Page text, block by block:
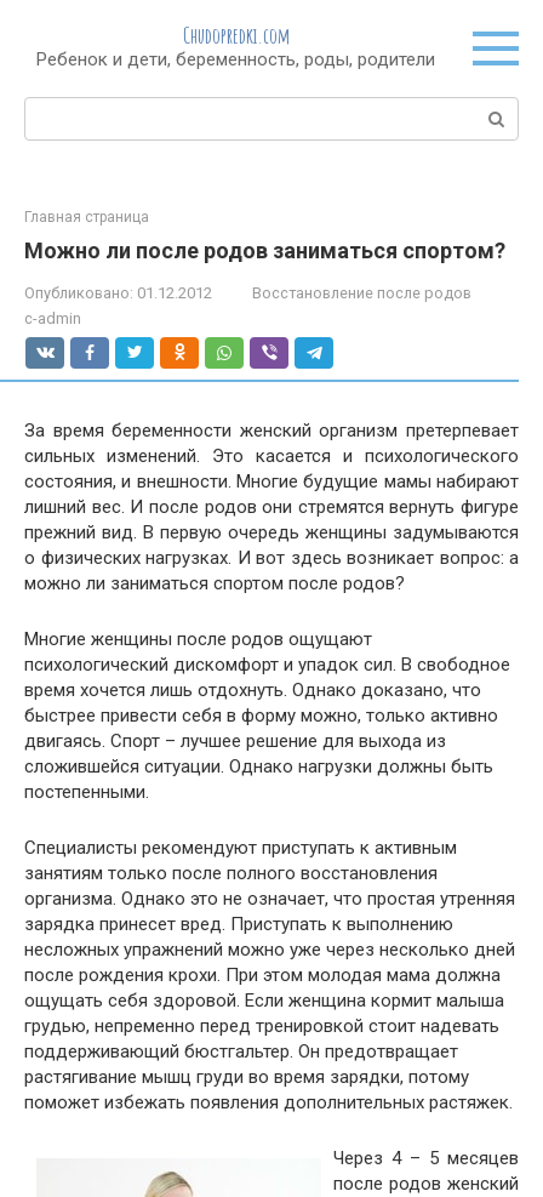
контенту
Chudopredki.com
Ребенок и дети, беременность, роды, родители
Поиск:
Главная страница
Можно ли после родов заниматься спортом?
Опубликовано: 01.12.2012
Восстановление после родов
c-admin
За время беременности женский организм претерпевает
сильных изменений. Это касается и психологического
состояния, и внешности. Многие будущие мамы набирают
лишний вес. И после родов они стремятся вернуть фигуре
прежний вид. В первую очередь женщины задумываются
о физических нагрузках. И вот здесь возникает вопрос: а
можно ли заниматься спортом после родов?
Многие женщины после родов ощущают
психологический дискомфорт и упадок сил. В свободное
время хочется лишь отдохнуть. Однако доказано, что
быстрее привести себя в форму можно, только активно
двигаясь. Спорт – лучшее решение для выхода из
сложившейся ситуации. Однако нагрузки должны быть
постепенными.
Специалисты рекомендуют приступать к активным
занятиям только после полного восстановления
организма. Однако это не означает, что простая утренняя
зарядка принесет вред. Приступать к выполнению
несложных упражнений можно уже через несколько дней
после рождения крохи. При этом молодая мама должна
ощущать себя здоровой. Если женщина кормит малыша
грудью, непременно перед тренировкой стоит надевать
поддерживающий бюстгальтер. Он предотвращает
растягивание мышц груди во время зарядки, потому
поможет избежать появления дополнительных растяжек.
Через 4 – 5 месяцев
после родов женский